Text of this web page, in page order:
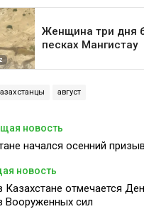
август
новость
начался осенний
новость
Казахстане отмечается
Вооруженных сил